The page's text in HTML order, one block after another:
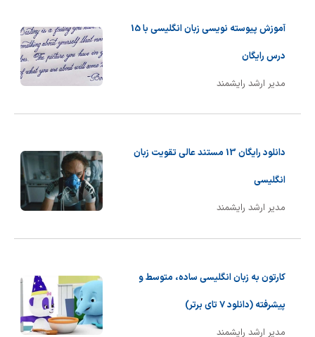
آموزش پیوسته نویسی زبان انگلیسی با 15
درس رایگان
مدیر ارشد رایشمند
دانلود رایگان 13 مستند عالی تقویت زبان
انگلیسی
مدیر ارشد رایشمند
کارتون به زبان انگلیسی ساده، متوسط و
پیشرفته (دانلود 7 تای برتر)
مدیر ارشد رایشمند